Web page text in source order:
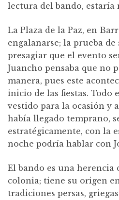
lectura del bando, estaría
La Plaza de la Paz, en
engalanarse; la prueba de
presagiar que el evento
Juancho pensaba que no
manera, pues este
inicio de las fiestas. Todo
vestido para la ocasión y
había llegado temprano,
estratégicamente, con la
noche podría hablar con
El bando es una herencia
colonia; tiene su origen
tradiciones persas,